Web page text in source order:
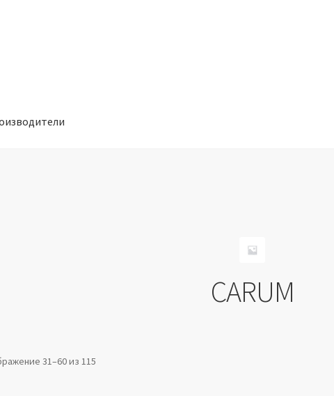
обработки персональных данных
CARUM
31–60 из 115